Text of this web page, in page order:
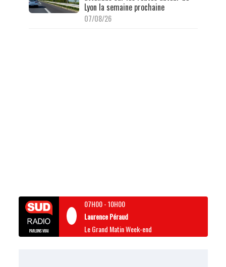
Lyon la semaine prochaine
07/08/26
07H00-10H00
Laurence Péraud
Le Grand Matin Week-end